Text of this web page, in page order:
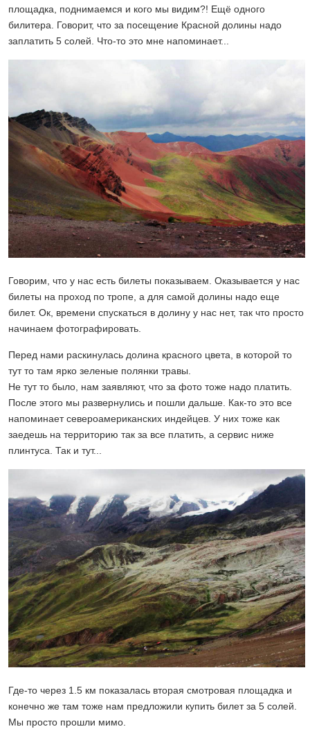
площадка, поднимаемся и кого мы видим?! Ещё одного
билитера. Говорит, что за посещение Красной долины надо
заплатить 5 солей. Что-то это мне напоминает...
Говорим, что у нас есть билеты показываем. Оказывается у нас
билеты на проход по тропе, а для самой долины надо еще
билет. Ок, времени спускаться в долину у нас нет, так что просто
начинаем фотографировать.
Перед нами раскинулась долина красного цвета, в которой то
тут то там ярко зеленые полянки травы.
Не тут то было, нам заявляют, что за фото тоже надо платить.
После этого мы развернулись и пошли дальше. Как-то это все
напоминает североамериканских индейцев. У них тоже как
заедешь на территорию так за все платить, а сервис ниже
плинтуса. Так и тут...
Где-то через 1.5 км показалась вторая смотровая площадка и
конечно же там тоже нам предложили купить билет за 5 солей.
Мы просто прошли мимо.